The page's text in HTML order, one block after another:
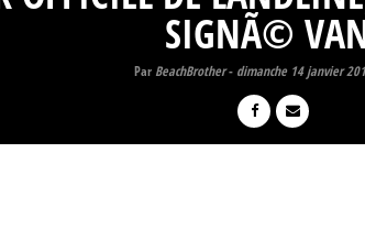
SIGNÃ©
Par BeachBrother- dimanche 14 janvier